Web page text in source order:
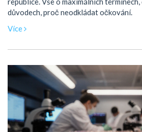
důvodech, proč neodkládat očkování.
Více